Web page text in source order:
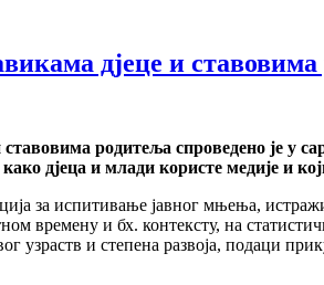
дјеце и
родитеља спроведено је у
дјеца и млади користе медије и
за испитивање јавног мњења,
времену и бх. контексту, на
узраств и степена развоја, подаци